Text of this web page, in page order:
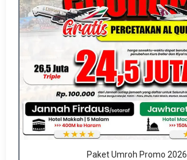
Paket Umroh Promo 2026